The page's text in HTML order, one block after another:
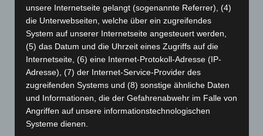
Februar 2025(96)
Januar 2025(88)
Dezember 2024
(89)
November 2024(94)
Oktober 2024(93)
September 2024(112)
August 2024(107)
Juli 2024(89)
unsere Internetseite gelangt (sogenannte Referrer), (4)
die Unterwebseiten, welche über ein zugreifendes
System auf unserer Internetseite angesteuert werden,
(5) das Datum und die Uhrzeit eines Zugriffs auf die
Internetseite, (6) eine Internet-Protokoll-Adresse (IP-
Adresse), (7) der Internet-Service-Provider des
zugreifenden Systems und (8) sonstige ähnliche Daten
und Informationen, die der Gefahrenabwehr im Falle von
Angriffen auf unsere informationstechnologischen
Systeme dienen.